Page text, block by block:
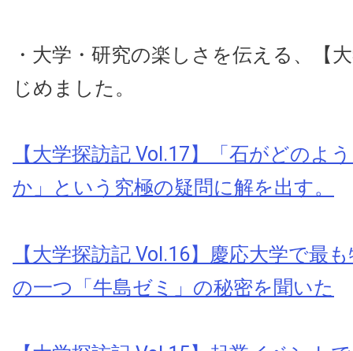
・大学・研究の楽しさを伝える、【
じめました。
【大学探訪記 Vol.17】「石がどのよ
か」という究極の疑問に解を出す。
【大学探訪記 Vol.16】慶応大学で最
の一つ「牛島ゼミ」の秘密を聞いた